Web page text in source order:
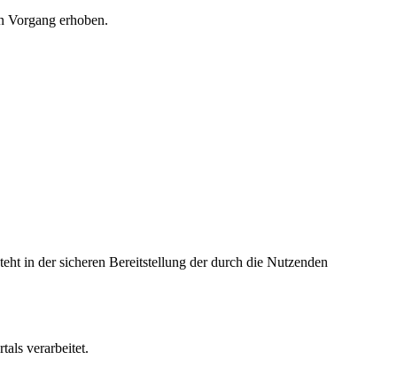
Vorgang erhoben.
in der sicheren Bereitstellung der durch die Nutzenden
verarbeitet.